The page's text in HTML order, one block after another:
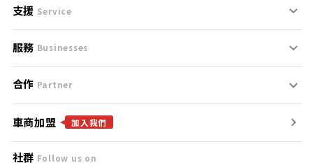
刊登規範
服務條款
免責聲明
隱私權政策
支援 Service
支援中心
聯絡我們
服務 Businesses
什麼是Goo鑑定？
找好車
合作 Partner
合作夥伴
廣告合作
車商加盟 加入我們
社群 Follow us on